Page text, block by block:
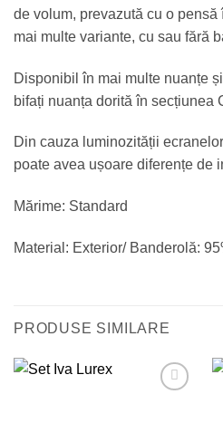
de volum, prevazută cu o
mai multe variante, cu sau fără
Disponibil în mai multe nuanțe
bifați nuanța dorită în secțiunea
Din cauza luminozității
poate avea ușoare diferențe de
Mărime: Standard
Material: Exterior/ Banderolă:
PRODUSE SIMILARE